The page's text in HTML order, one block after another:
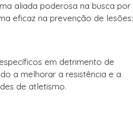
aliada poderosa na busca por
eficaz na prevenção de lesões:
em detrimento de
a melhorar a resistência e a
de atletismo.